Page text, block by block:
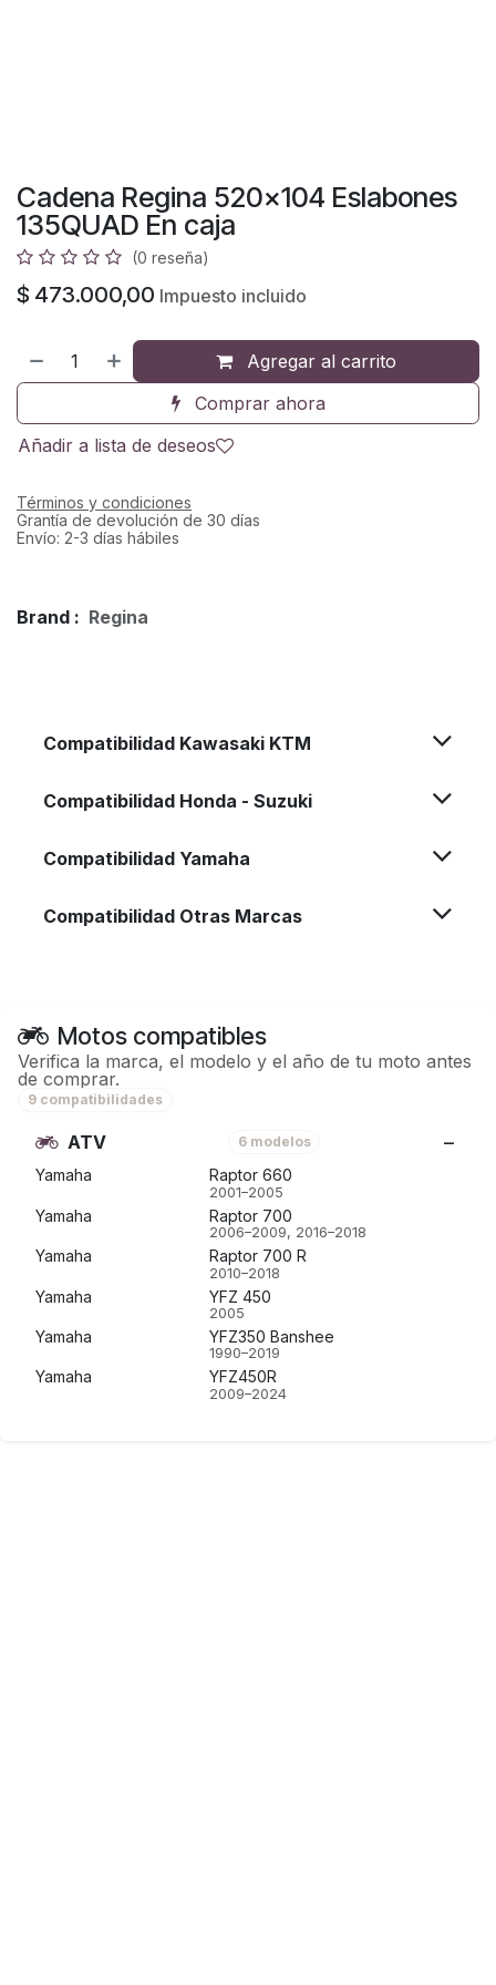
Cadena Regina 520x104 Eslabones
135QUAD En caja
(0 reseña)
$ 473.000,00 Impuesto incluido
Agregar al carrito
Comprar ahora
Añadir a lista de deseos
Términos y condiciones
Grantía de devolución de 30 días
Envío: 2-3 días hábiles
Brand : Regina
Compatibilidad Kawasaki KTM
Compatibilidad Honda - Suzuki
Compatibilidad Yamaha
Compatibilidad Otras Marcas
Motos compatibles
Verifica la marca, el modelo y el año de tu moto antes
de comprar.
9 compatibilidades
ATV 6 modelos
Yamaha Raptor 660
2001–2005
Yamaha Raptor 700
2006–2009, 2016–2018
Yamaha Raptor 700 R
2010–2018
Yamaha YFZ 450
2005
Yamaha YFZ350 Banshee
1990–2019
Yamaha YFZ450R
2009–2024